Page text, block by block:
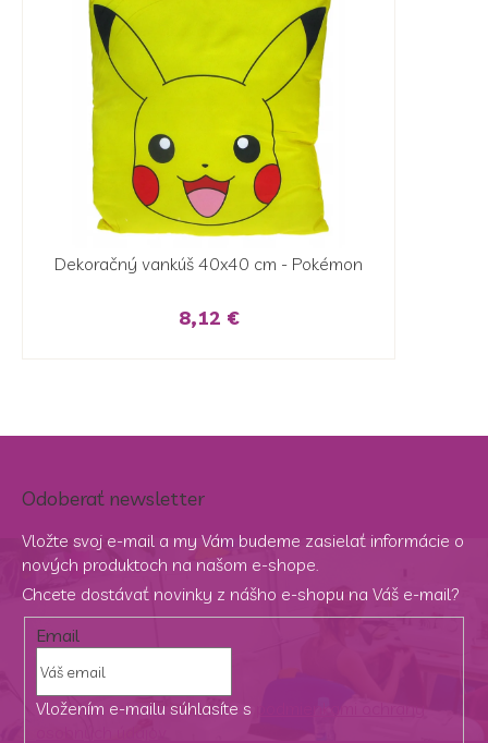
Dekoračný vankúš 40x40 cm - Pokémon
8,12 €
Odoberať newsletter
Vložte svoj e-mail a my Vám budeme zasielať informácie o
nových produktoch na našom e-shope.
Chcete dostávať novinky z nášho e-shopu na Váš e-mail?
Email
Vložením e-mailu súhlasíte s